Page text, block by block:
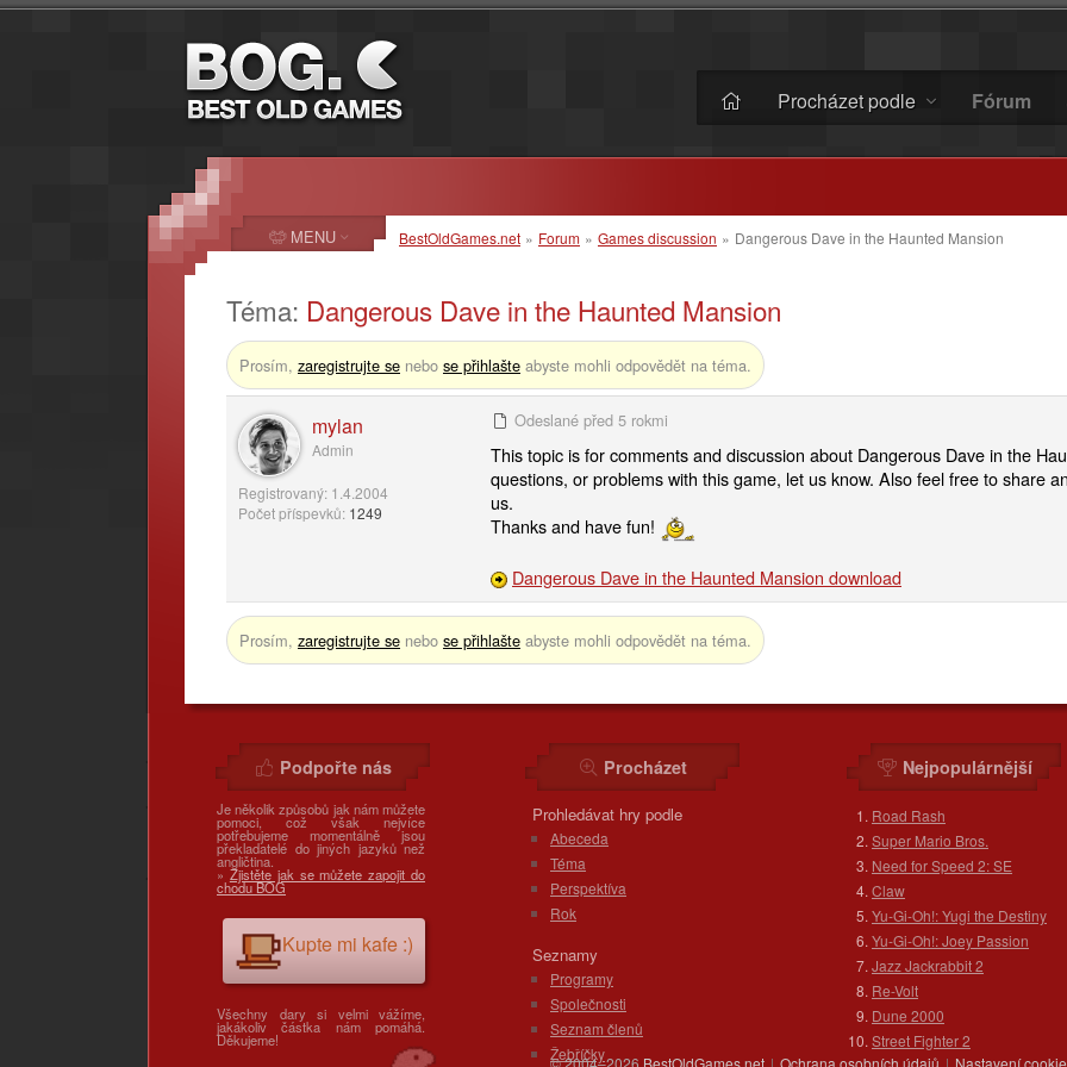
Procházet podle Fórum
BestOldGames.net » Forum » Games discussion » Dangerous Dave in the Haunted Mansion
Téma: Dangerous Dave in the Haunted Mansion
Prosím, zaregistrujte se nebo se přihlašte abyste mohli odpovědět na téma.
mylan
Admin
Registrovaný: 1.4.2004
Počet příspevků: 1249
Odeslané před 5 rokmi
This topic is for comments and discussion about Dangerous Dave in the
questions, or problems with this game, let us know. Also feel free to share
us.
Thanks and have fun!
Dangerous Dave in the Haunted Mansion download
Prosím, zaregistrujte se nebo se přihlašte abyste mohli odpovědět na téma.
MENU
Podpořte nás
Je několik způsobů jak nám můžete
pomoci, což však nejvíce
potřebujeme momentálně jsou
překladatelé do jiných jazyků než
angličtina.
» Zjistěte jak se můžete zapojit do
chodu BOG
Kupte mi kafe :)
Všechny dary si velmi vážíme,
jakákoliv částka nám pomáhá.
Děkujeme!
Procházet
Prohledávat hry podle
Abeceda
Téma
Perspektíva
Rok
Seznamy
Programy
Společnosti
Seznam členů
Žebříčky
Nejpopulárnější
Road Rash
Super Mario Bros.
Need for Speed 2: SE
Claw
Yu-Gi-Oh!: Yugi the Destiny
Yu-Gi-Oh!: Joey Passion
Jazz Jackrabbit 2
Re-Volt
Dune 2000
Street Fighter 2
© 2004–2026 BestOldGames.net | Ochrana osobních údajů | Nastavení